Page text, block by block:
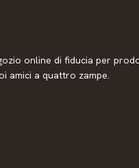
online di fiducia per
amici a quattro zampe.